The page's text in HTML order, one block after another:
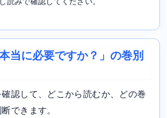
当に必要ですか？」の巻別
認して、どこから読むか、どの巻
できます。